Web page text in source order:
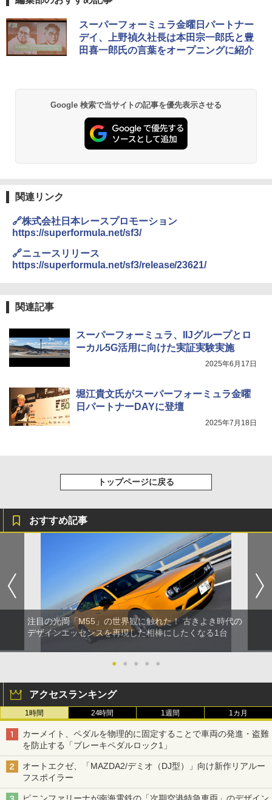
スーパーフォーミュラ金曜日パートナー
デイ、上野禎久社長は本田宗一郎氏と豊
田喜一郎氏の言葉をオープニングに紹介
Google 検索で当サイトの記事を優先表示させる
関連リンク
🔗株式会社日本レースプロモーション
https://superformula.net/sf3/
🔗ニュースリリース
https://superformula.net/sf3/release/23621/
関連記事
スーパーフォーミュラ、IIJグループとロ
ーカル5G活⽤に向けた実証実験実施
2025年6月17日
堀江貴文氏がスーパーフォーミュラ金曜
日パートナーDAYに登壇
2025年7月18日
トップページに戻る
おすすめ記事
注目の光岡「M55」の世界観に触れた！ 古きよき時代の
デザインエッセンスを再現した相棒にしたくなる1台
● ● ● ● ●
アクセスランキング
1時間 24時間 1週間 1カ月
カーメイト、ペダルを物理的に固定することで車両の発進・盗難
を防止する「ブレーキペダルロック1」
オートエクゼ、「MAZDA2/デミオ（DJ型）」向け新作リアルー
フスポイラー